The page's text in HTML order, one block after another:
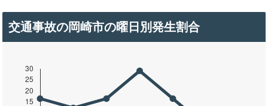
交通事故の岡崎市の曜日別発生割合